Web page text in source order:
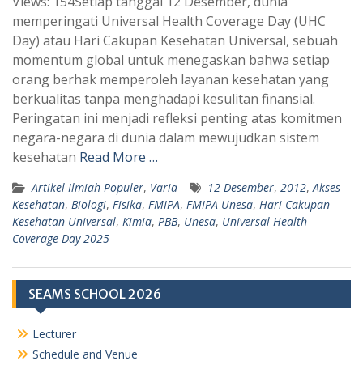
a
t
s
A
p
p
l
e
g
r
a
m
memperingati Universal Health Coverage Day (UHC
Day) atau Hari Cakupan Kesehatan Universal, sebuah
momentum global untuk menegaskan bahwa setiap
orang berhak memperoleh layanan kesehatan yang
berkualitas tanpa menghadapi kesulitan finansial.
Peringatan ini menjadi refleksi penting atas komitmen
negara-negara di dunia dalam mewujudkan sistem
kesehatan Read More …
Artikel Ilmiah Populer, Varia 12 Desember, 2012, Akses
Kesehatan, Biologi, Fisika, FMIPA, FMIPA Unesa, Hari Cakupan
Kesehatan Universal, Kimia, PBB, Unesa, Universal Health
Coverage Day 2025
SEAMS SCHOOL 2026
Lecturer
Schedule and Venue